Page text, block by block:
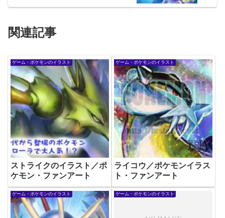
関連記事
ゲーム・ポケモンのイラスト
ストライクのイラスト／ポ
ケモン・ファンアート
ゲーム・ポケモンのイラスト
ライコウ／ポケモンイラス
ト・ファンアート
ゲーム・ポケモンのイラスト ゲーム・ポケモンのイラスト